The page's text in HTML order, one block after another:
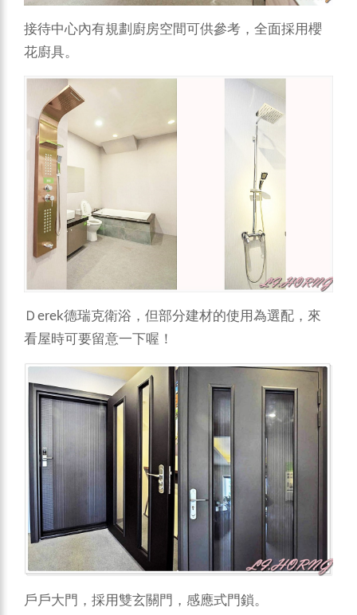
接待中心內有規劃廚房空間可供參考，全面採用櫻
花廚具。
Ｄerek德瑞克衛浴，但部分建材的使用為選配，來
看屋時可要留意一下喔！
戶戶大門，採用雙玄關門，感應式門鎖。